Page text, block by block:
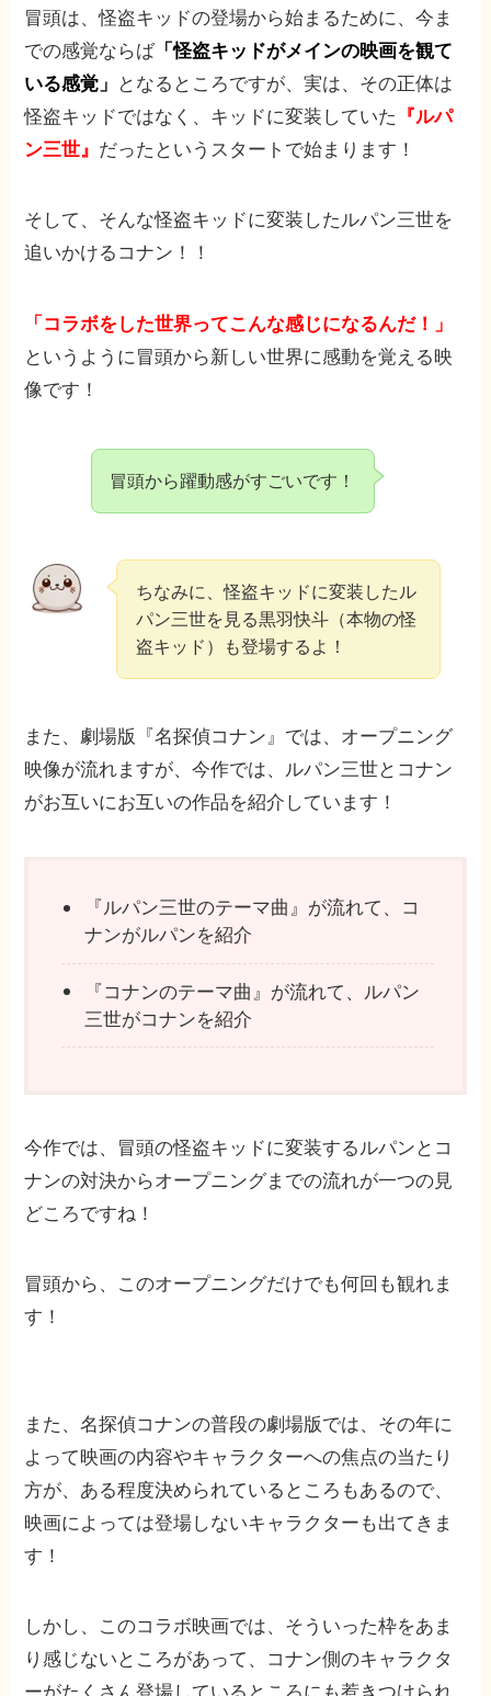
冒頭は、怪盗キッドの登場から始まるために、今ま
での感覚ならば「怪盗キッドがメインの映画を観て
いる感覚」
となるところですが、実は、その正体は
怪盗キッドではなく、キッドに変装していた
『ルパ
ン三世』 だったというスタートで始まります！
そして、そんな怪盗キッドに変装したルパン三世を
追いかけるコナン！！
「コラボをした世界ってこんな感じになるんだ！」
というように冒頭から新しい世界に感動を覚える映
像です！
冒頭から躍動感がすごいです！
ちなみに、怪盗キッドに変装したル
パン三世を見る黒羽快斗（本物の怪
盗キッド）も登場するよ！
また、劇場版『名探偵コナン』では、オープニング
映像が流れますが、今作では、ルパン三世とコナン
がお互いにお互いの作品を紹介しています！
『ルパン三世のテーマ曲』が流れて、コ
ナンがルパンを紹介
『コナンのテーマ曲』が流れて、ルパン
三世がコナンを紹介
今作では、冒頭の怪盗キッドに変装するルパンとコ
ナンの対決からオープニングまでの流れが一つの見
どころですね！
冒頭から、このオープニングだけでも何回も観れま
す！
また、名探偵コナンの普段の劇場版では、その年に
よって映画の内容やキャラクターへの焦点の当たり
方が、ある程度決められているところもあるので、
映画によっては登場しないキャラクターも出てきま
す！
しかし、このコラボ映画では、そういった枠をあま
り感じないところがあって、コナン側のキャラクタ